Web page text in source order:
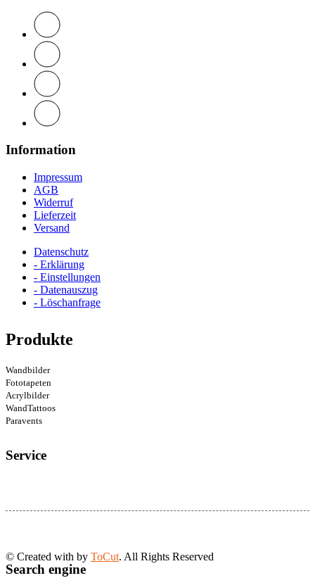
Information
Impressum
AGB
Widerruf
Lieferzeit
Versand
Datenschutz
- Erklärung
- Einstellungen
- Datenauszug
- Löschanfrage
Produkte
Wandbilder
Fototapeten
Acrylbilder
WandTattoos
Paravents
Service
© Created with by ToCut. All Rights Reserved
Search engine